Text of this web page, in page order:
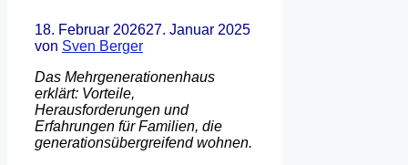
18. Februar 202627. Januar 2025
von Sven Berger
Das Mehrgenerationenhaus
erklärt: Vorteile,
Herausforderungen und
Erfahrungen für Familien, die
generationsübergreifend wohnen.